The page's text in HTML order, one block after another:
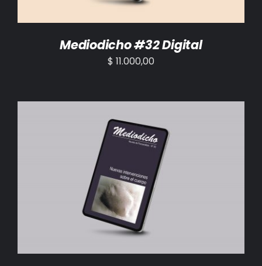
Mediodicho #32 Digital
$ 11.000,00
AÑADIR AL CARRITO /